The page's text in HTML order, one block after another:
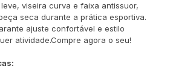
viseira curva e faixa antissuor,
seca durante a prática esportiva.
ajuste confortável e estilo
atividade.Compre agora o seu!